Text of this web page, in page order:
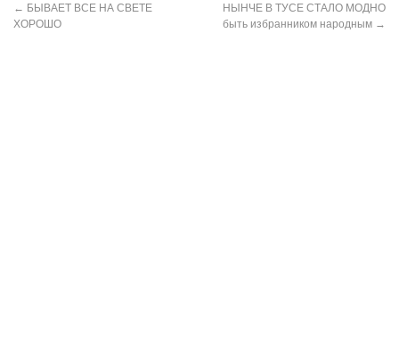
← БЫВАЕТ ВСЕ НА СВЕТЕ
ХОРОШО
НЫНЧЕ В ТУСЕ СТАЛО МОДНО
быть избранником народным →